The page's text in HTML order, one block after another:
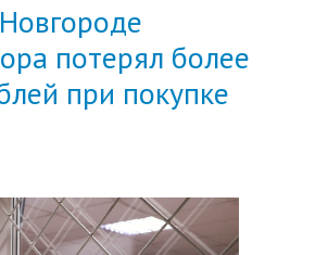
потерял более
при покупке